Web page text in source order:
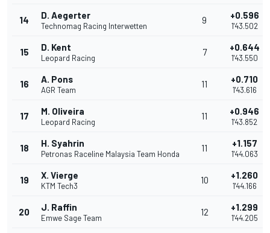
14 D. Aegerter
Technomag Racing Interwetten
9 +0.596
1'43.502
15 D. Kent
Leopard Racing
7 +0.644
1'43.550
16 A. Pons
AGR Team
11 +0.710
1'43.616
17 M. Oliveira
Leopard Racing
11 +0.946
1'43.852
18 H. Syahrin
Petronas Raceline Malaysia Team Honda
11 +1.157
1'44.063
19 X. Vierge
KTM Tech3
10 +1.260
1'44.166
20 J. Raffin
Emwe Sage Team
12 +1.299
1'44.205